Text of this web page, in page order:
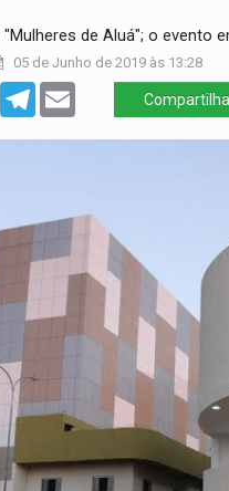
de Aluá"; o evento
05 de Junho de 2019 às 13:28
TwitterTelegram